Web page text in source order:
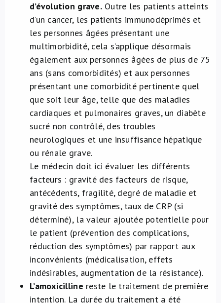
d’évolution grave.Outre les patients atteints
d’un cancer, les patients immunodéprimés et
les personnes âgées présentant une
multimorbidité, cela s’applique désormais
également aux personnes âgées de plus de 75
ans (sans comorbidités) et aux personnes
présentant une comorbidité pertinente quel
que soit leur âge, telle que des maladies
cardiaques et pulmonaires graves, un diabète
sucré non contrôlé, des troubles
neurologiques et une insuffisance hépatique
ou rénale grave.
Le médecin doit ici évaluer les différents
facteurs : gravité des facteurs de risque,
antécédents, fragilité, degré de maladie et
gravité des symptômes, taux de CRP (si
déterminé), la valeur ajoutée potentielle pour
le patient (prévention des complications,
réduction des symptômes) par rapport aux
inconvénients (médicalisation, effets
indésirables, augmentation de la résistance).
L’amoxicilline reste le traitement de première
intention. La durée du traitement a été